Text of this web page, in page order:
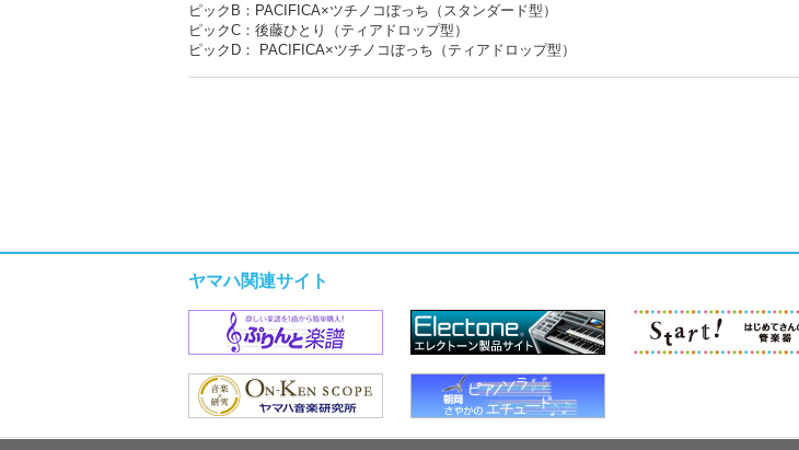
ピックB：PACIFICA×ツチノコぼっち（スタンダード型）
ピックC：後藤ひとり（ティアドロップ型）
ピックD： PACIFICA×ツチノコぼっち（ティアドロップ型）
ヤマハ関連サイト